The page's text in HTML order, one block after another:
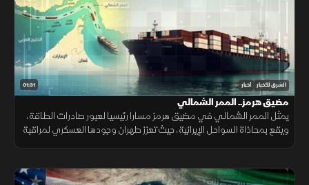
01:31 الشرق للأخبار أخبار
مضيق هرمز.. الممر الشمالي
يمثل الممر الشمالي في مضيق هرمز مسارا رئيسيا لعبور صادرات الطاقة،
ويقع بمحاذاة السواحل الإيرانية، حيث تعزز طهران وجودها العسكري لمراقبة